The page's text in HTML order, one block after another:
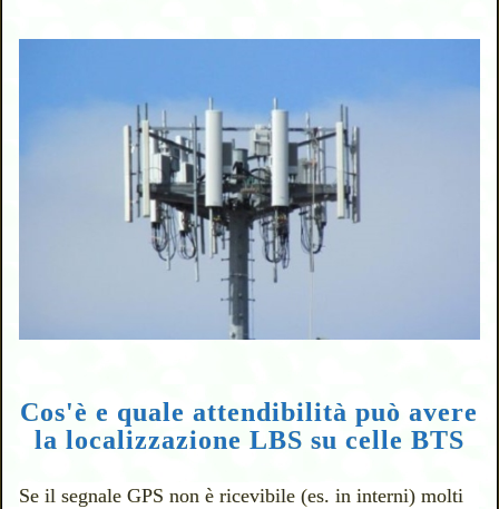
Cos'è e quale attendibilità può avere
la localizzazione LBS su celle BTS
Se il segnale GPS non è ricevibile (es. in interni) molti